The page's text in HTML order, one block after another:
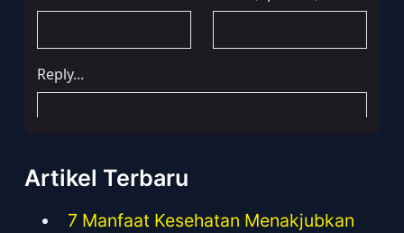
Artikel Terbaru
7 Manfaat Kesehatan Menakjubkan